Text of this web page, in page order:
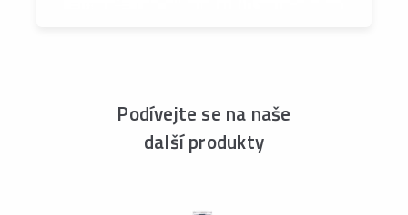
Podívejte se na naše
další produkty